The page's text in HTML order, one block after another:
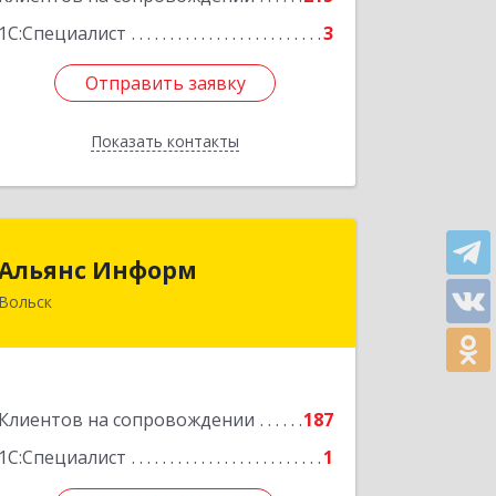
1С:Специалист
3
Отправить заявку
Показать контакты
Отправить заявку
Назад
Информ
Вольск
Клиентов на сопровождении
187
1С:Специалист
1
Альянс Информ
412906, Саратовская обл, Вольск г,